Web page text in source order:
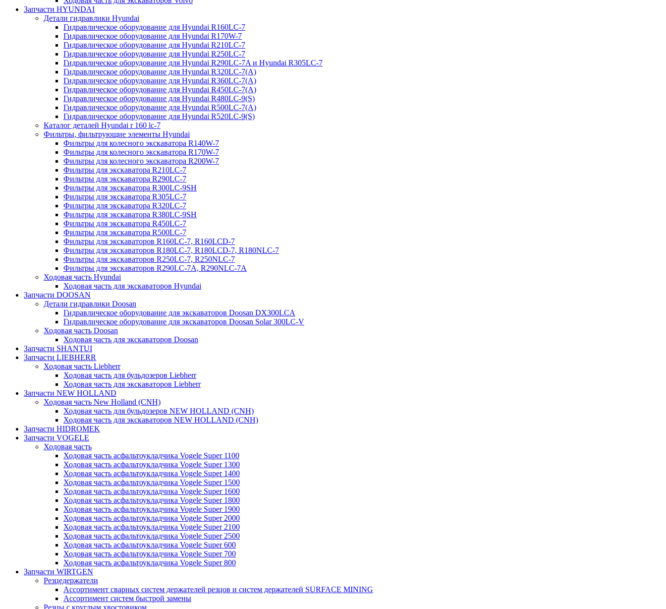
Запчасти HYUNDAI
Детали гидравлики Hyundai
Гидравлическое оборудование для Hyundai R160LC-7
Гидравлическое оборудование для Hyundai R170W-7
Гидравлическое оборудование для Hyundai R210LC-7
Гидравлическое оборудование для Hyundai R250LC-7
Гидравлическое оборудование для Hyundai R290LC-7A и Hyundai R305LC-7
Гидравлическое оборудование для Hyundai R320LC-7(A)
Гидравлическое оборудование для Hyundai R360LC-7(A)
Гидравлическое оборудование для Hyundai R450LC-7(A)
Гидравлическое оборудование для Hyundai R480LC-9(S)
Гидравлическое оборудование для Hyundai R500LC-7(A)
Гидравлическое оборудование для Hyundai R520LC-9(S)
Каталог деталей Hyundai r 160 lc-7
Фильтры, фильтрующие элементы Hyundai
Фильтры для колесного экскаватора R140W-7
Фильтры для колесного экскаватора R170W-7
Фильтры для колесного экскаватора R200W-7
Фильтры для экскаватора R210LC-7
Фильтры для экскаватора R290LC-7
Фильтры для экскаватора R300LC-9SH
Фильтры для экскаватора R305LC-7
Фильтры для экскаватора R320LC-7
Фильтры для экскаватора R380LC-9SH
Фильтры для экскаватора R450LC-7
Фильтры для экскаватора R500LC-7
Фильтры для экскаваторов R160LC-7, R160LCD-7
Фильтры для экскаваторов R180LC-7, R180LCD-7, R180NLC-7
Фильтры для экскаваторов R250LC-7, R250NLC-7
Фильтры для экскаваторов R290LC-7A, R290NLC-7A
Ходовая часть Hyundai
Ходовая часть для экскаваторов Hyundai
Запчасти DOOSAN
Детали гидравлики Doosan
Гидравлическое оборудование для экскаваторов Doosan DX300LCA
Гидравлическое оборудование для экскаваторов Doosan Solar 300LC-V
Ходовая часть Doosan
Ходовая часть для экскаваторов Doosan
Запчасти SHANTUI
Запчасти LIEBHERR
Ходовая часть Liebherr
Ходовая часть для бульдозеров Liebherr
Ходовая часть для экскаваторов Liebherr
Запчасти NEW HOLLAND
Ходовая часть New Holland (CNH)
Ходовая часть для бульдозеров NEW HOLLAND (CNH)
Ходовая часть для экскаваторов NEW HOLLAND (CNH)
Запчасти HIDROMEK
Запчасти VOGELE
Ходовая часть
Ходовая часть асфальтоукладчика Vogele Super 1100
Ходовая часть асфальтоукладчика Vogele Super 1300
Ходовая часть асфальтоукладчика Vogele Super 1400
Ходовая часть асфальтоукладчика Vogele Super 1500
Ходовая часть асфальтоукладчика Vogele Super 1600
Ходовая часть асфальтоукладчика Vogele Super 1800
Ходовая часть асфальтоукладчика Vogele Super 1900
Ходовая часть асфальтоукладчика Vogele Super 2000
Ходовая часть асфальтоукладчика Vogele Super 2100
Ходовая часть асфальтоукладчика Vogele Super 2500
Ходовая часть асфальтоукладчика Vogele Super 600
Ходовая часть асфальтоукладчика Vogele Super 700
Ходовая часть асфальтоукладчика Vogele Super 800
Запчасти WIRTGEN
Резцедержатели
Ассортимент сварных систем держателей резцов и систем держателей SURFACE MINING
Ассортимент систем быстрой замены
Резцы с круглым хвостовиком